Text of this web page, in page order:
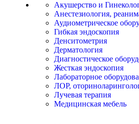
Акушерство и
Анестезиология,
Аудиометрическое
Гибкая эндоскопия
Денситометрия
Дерматология
Диагностическое
Жесткая эндоскопия
Лабораторное
ЛОР,
Лучевая терапия
Медицинская мебель